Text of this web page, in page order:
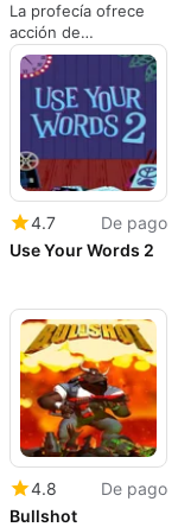
La profecía ofrece
acción de
plataformas vikingas
retro para jugadores
nostálgicos
4.7
De pago
Use Your Words 2
4.8
De pago
Bullshot